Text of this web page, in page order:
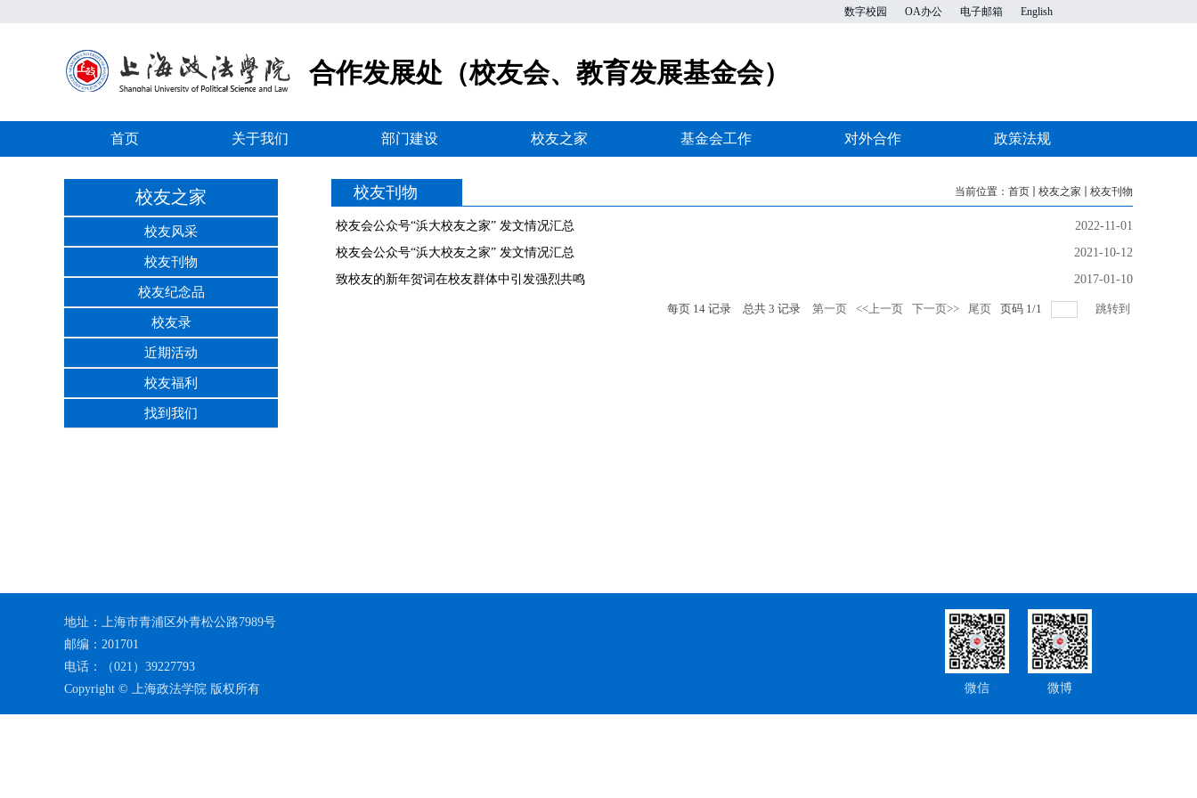
数字校园 OA办公 电子邮箱 English
合作发展处（校友会、教育发展基金会）
首页 关于我们 部门建设 校友之家 基金会工作 对外合作 政策法规
校友之家
校友风采
校友刊物
校友纪念品
校友录
近期活动
校友福利
找到我们
校友刊物 当前位置： 首页 校友之家 校友刊物
校友会公众号“浜大校友之家” 发文情况汇总
2022-11-01
校友会公众号“浜大校友之家” 发文情况汇总
2021-10-12
致校友的新年贺词在校友群体中引发强烈共鸣
2017-01-10
每页 14 记录 总共 3 记录 第一页 <<上一页 下一页>> 尾页 页码 1/1 跳转到
地址：上海市青浦区外青松公路7989号
邮编：201701
电话：（021）39227793
Copyright © 上海政法学院 版权所有
微信 微博